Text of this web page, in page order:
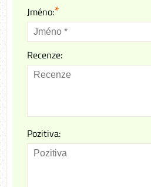
Jméno:*
Recenze:
Pozitiva: